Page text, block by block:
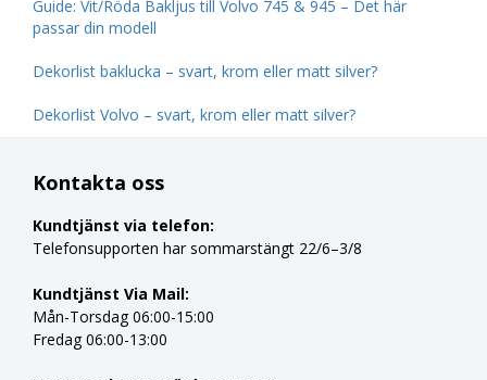
Guide: Vit/Röda Bakljus till Volvo 745 & 945 – Det här
passar din modell
Dekorlist baklucka – svart, krom eller matt silver?
Dekorlist Volvo – svart, krom eller matt silver?
Kontakta oss
Kundtjänst via telefon:
Telefonsupporten har sommarstängt 22/6–3/8
Kundtjänst Via Mail:
Mån-Torsdag 06:00-15:00
Fredag 06:00-13:00